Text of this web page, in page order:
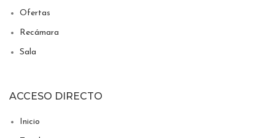
Ofertas
Recámara
Sala
ACCESO DIRECTO
Inicio